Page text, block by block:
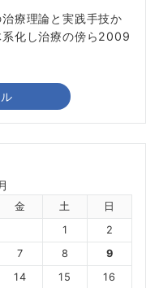
療理論と実践手技か
系化し治療の傍ら2009
金 土
日
1
2
7 8
9
14 15
16